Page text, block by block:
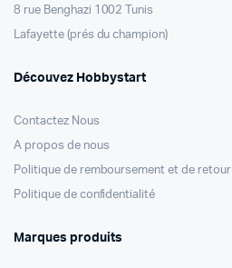
8 rue Benghazi 1002 Tunis
Lafayette (prés du champion)
Découvez Hobbystart
Contactez Nous
A propos de nous
Politique de remboursement et de retour
Politique de confidentialité
Marques produits